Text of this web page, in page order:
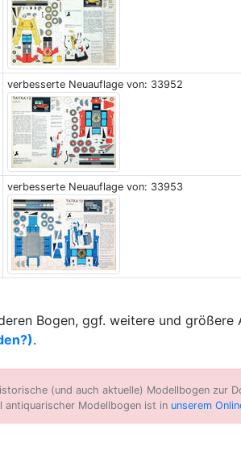
verbesserte Neuauflage von: 33952
verbesserte Neuauflage von: 33953
Bogen, ggf. weitere und größere
.
(und auch aktuelle) Modellbogen zur
antiquarischer Modellbogen ist in unserem